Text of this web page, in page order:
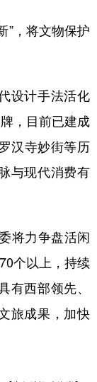
，将文物保护
设计手法活化
，目前已建成
汉寺妙街等历
与现代消费有
将力争盘活闲
个以上，持续
西部领先、
旅成果，加快